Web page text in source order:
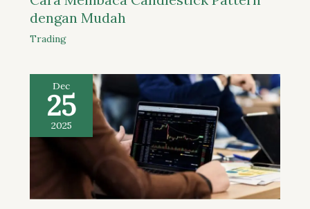
dengan Mudah
Trading
Dec
25
2025